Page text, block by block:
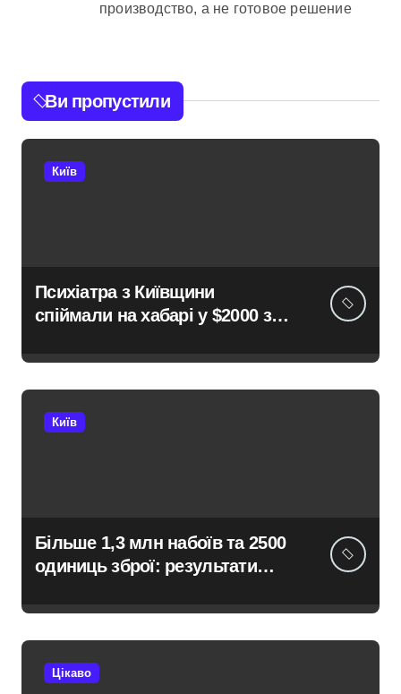
производство, а не готовое решение
Ви пропустили
Київ
Психіатра з Київщини
спіймали на хабарі у $2000 за
Київ
Більше 1,3 млн набоїв та 2500
одиниць зброї: результати
Цікаво